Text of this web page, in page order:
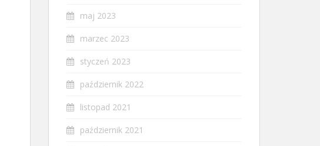
maj 2023
marzec 2023
styczeń 2023
październik 2022
listopad 2021
październik 2021